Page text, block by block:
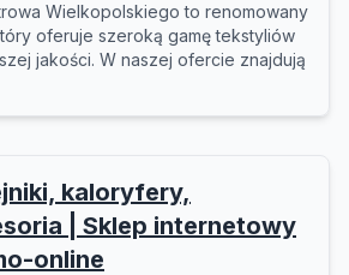
Wielkopolskiego to renomowany
oferuje szeroką gamę tekstyliów
jakości. W naszej ofercie znajdują
kaloryfery,
| Sklep internetowy
online